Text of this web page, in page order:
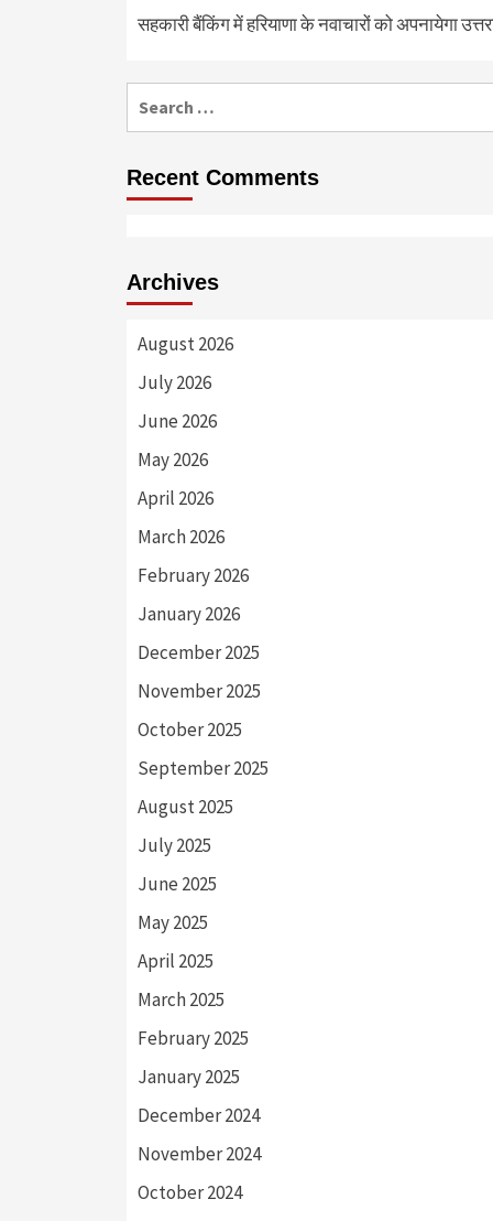
सहकारी बैंकिंग में हरियाणा के नवाचारों को अपनायेगा
Recent Comments
Archives
August 2026
July 2026
June 2026
May 2026
April 2026
March 2026
February 2026
January 2026
December 2025
November 2025
October 2025
September 2025
August 2025
July 2025
June 2025
May 2025
April 2025
March 2025
February 2025
January 2025
December 2024
November 2024
October 2024